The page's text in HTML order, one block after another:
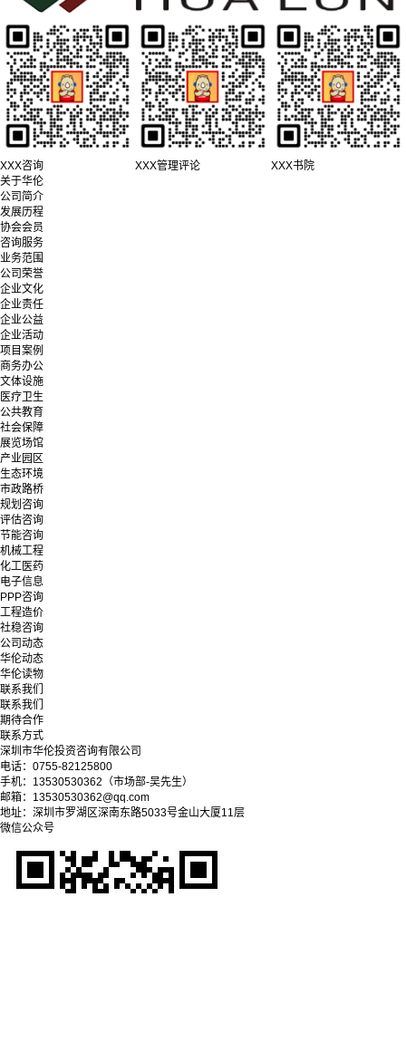
XXX咨询 XXX管理评论
XXX书院
关于华伦
公司简介
发展历程
协会会员
咨询服务
业务范围
公司荣誉
企业文化
企业责任
企业公益
企业活动
项目案例
商务办公
文体设施
医疗卫生
公共教育
社会保障
展览场馆
产业园区
生态环境
市政路桥
规划咨询
评估咨询
节能咨询
机械工程
化工医药
电子信息
PPP咨询
工程造价
社稳咨询
公司动态
华伦动态
华伦读物
联系我们
联系我们
期待合作
联系方式
深圳市华伦投资咨询有限公司
电话：0755-82125800
手机：13530530362（市场部-吴先生）
邮箱：13530530362@qq.com
地址：深圳市罗湖区深南东路5033号金山大厦11层
微信公众号